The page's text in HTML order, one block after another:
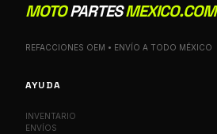
MOTOPARTESMEXICO.COM
REFACCIONES OEM • ENVÍO A TODO MÉXICO
AYUDA
INVENTARIO
ENVÍOS